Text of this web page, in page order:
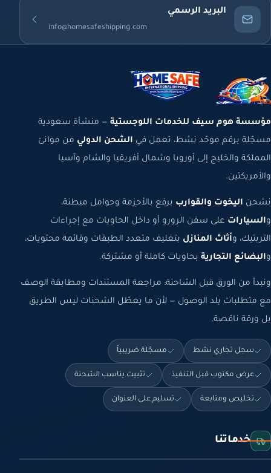
البريد الرسمي
info@homesafeshipping.com
مؤسسة هوم سيف للخدمات اللوجستية — منشأة سعودية
مسجّلة برقم موحّد نشط، تعمل في الشحن الدولي من موانئ
المملكة والخليج إلى أوروبا وشمال أفريقيا والشام وآسيا
والأمريكتين.
نشحن اليخوت والقوارب برفع بالأحزمة وحوامل مبطنة،
والسيارات على سفن الرورو أو داخل الحاويات مع إجراءات
التربتيك، وأثاث المنازل بتغليف متعدد الطبقات وقائمة محتويات،
والبضائع التجارية بحاويات كاملة أو مشتركة.
ونبدأ من الورق قبل الشاحنة: مراجعة المستندات ومطابقة الوصف
مع متطلبات بلد الوصول — لأن ما يعطّل الشحنات ليس الطريق
بل ورقة ناقصة.
سجل تجاري نشط مسجّلة ضريبياً
عرض مكتوب قبل التنفيذ تثبيت يناسب الشحنة
تخليص ومتابعة تسليم على العنوان
خدماتنا